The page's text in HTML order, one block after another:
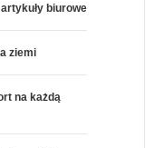
biurowe
ziemi
na każdą